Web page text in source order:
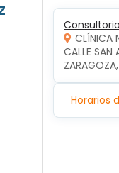
Consultorio
CLÍNICA
CALLE SAN
ZARAGOZA,
Horarios